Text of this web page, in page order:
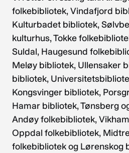
folkebibliotek, Vindafjord
Kulturbadet bibliotek,
kulturhus, Tokke
Suldal, Haugesund
Meløy bibliotek, Ullensaker
bibliotek,
Kongsvinger bibliotek,
Hamar bibliotek, Tønsberg
Andøy folkebibliotek,
Oppdal folkebibliotek,
folkebibliotek og Lørenskog